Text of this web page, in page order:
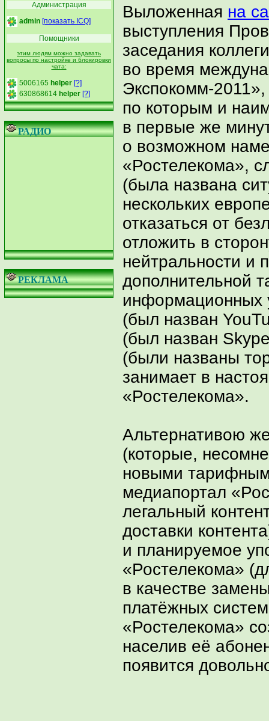
Администрация
admin [показать ICQ]
Помощники
этим людям можно задавать
вопросы по настройке и блокировки
чата:
5006165 helper [?]
630868614 helper [?]
РАДИО
РЕКЛАМА
Выложенная на
выступления
заседания
во время
Экспокомм-
по которым и
в первые же
о возможном
«Ростелекома»,
(была названа
нескольких
отказаться от
отложить в
нейтральности и
дополнительной
информационных
(был назван
(был назван
(были названы
занимает в
«Ростелекома».
Альтернативою
(которые,
новыми
медиапортал
легальный
доставки
и планируемое
«Ростелекома»
в качестве
платёжных
«Ростелекома»
населив её
появится